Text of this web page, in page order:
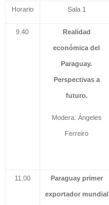
Horario Sala 1
9.40 Realidad
económica del
Paraguay.
Perspectivas a
futuro.
Modera: Ángeles
Ferreiro
11.00 Paraguay primer
exportador mundial